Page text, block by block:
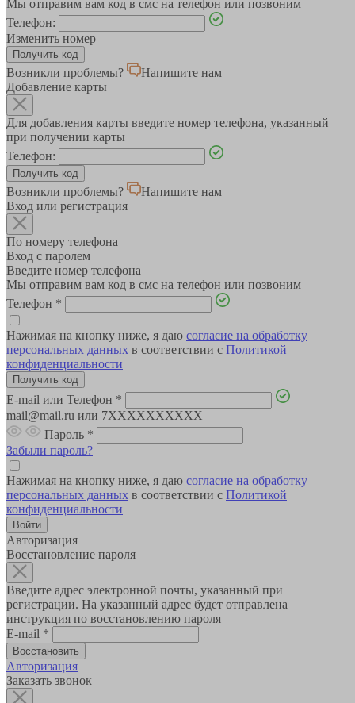
Мы отправим вам код в смс на телефон или позвоним
Телефон:
Изменить номер
Возникли проблемы?
Напишите нам
Добавление карты
Для добавления карты введите номер телефона, указанный
при получении карты
Телефон:
Возникли проблемы?
Напишите нам
Вход или регистрация
По номеру телефона
Вход с паролем
Введите номер телефона
Мы отправим вам код в смс на телефон или позвоним
Телефон *
Нажимая на кнопку ниже, я даю согласие на обработку
персональных данных в соответствии с Политикой
конфиденциальности
E-mail или Телефон *
mail@mail.ru или 7XXXXXXXXXX
Пароль *
Забыли пароль?
Нажимая на кнопку ниже, я даю согласие на обработку
персональных данных в соответствии с Политикой
конфиденциальности
Авторизация
Восстановление пароля
Введите адрес электронной почты, указанный при
регистрации. На указанный адрес будет отправлена
инструкция по восстановлению пароля
E-mail *
Авторизация
Заказать звонок